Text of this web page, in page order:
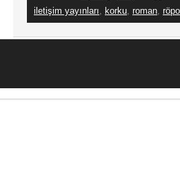
iletişim yayınları, korku, roman,